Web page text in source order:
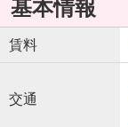
基本情報
賃料
交通